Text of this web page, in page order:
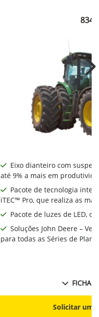
Eixo dianteiro com
até 9% a mais em
Pacote de tecnologia
iTEC™ Pro, que realiza as
Pacote de luzes de LED,
Soluções John Deere –
para todas as Séries de
FICHA
Solicitar